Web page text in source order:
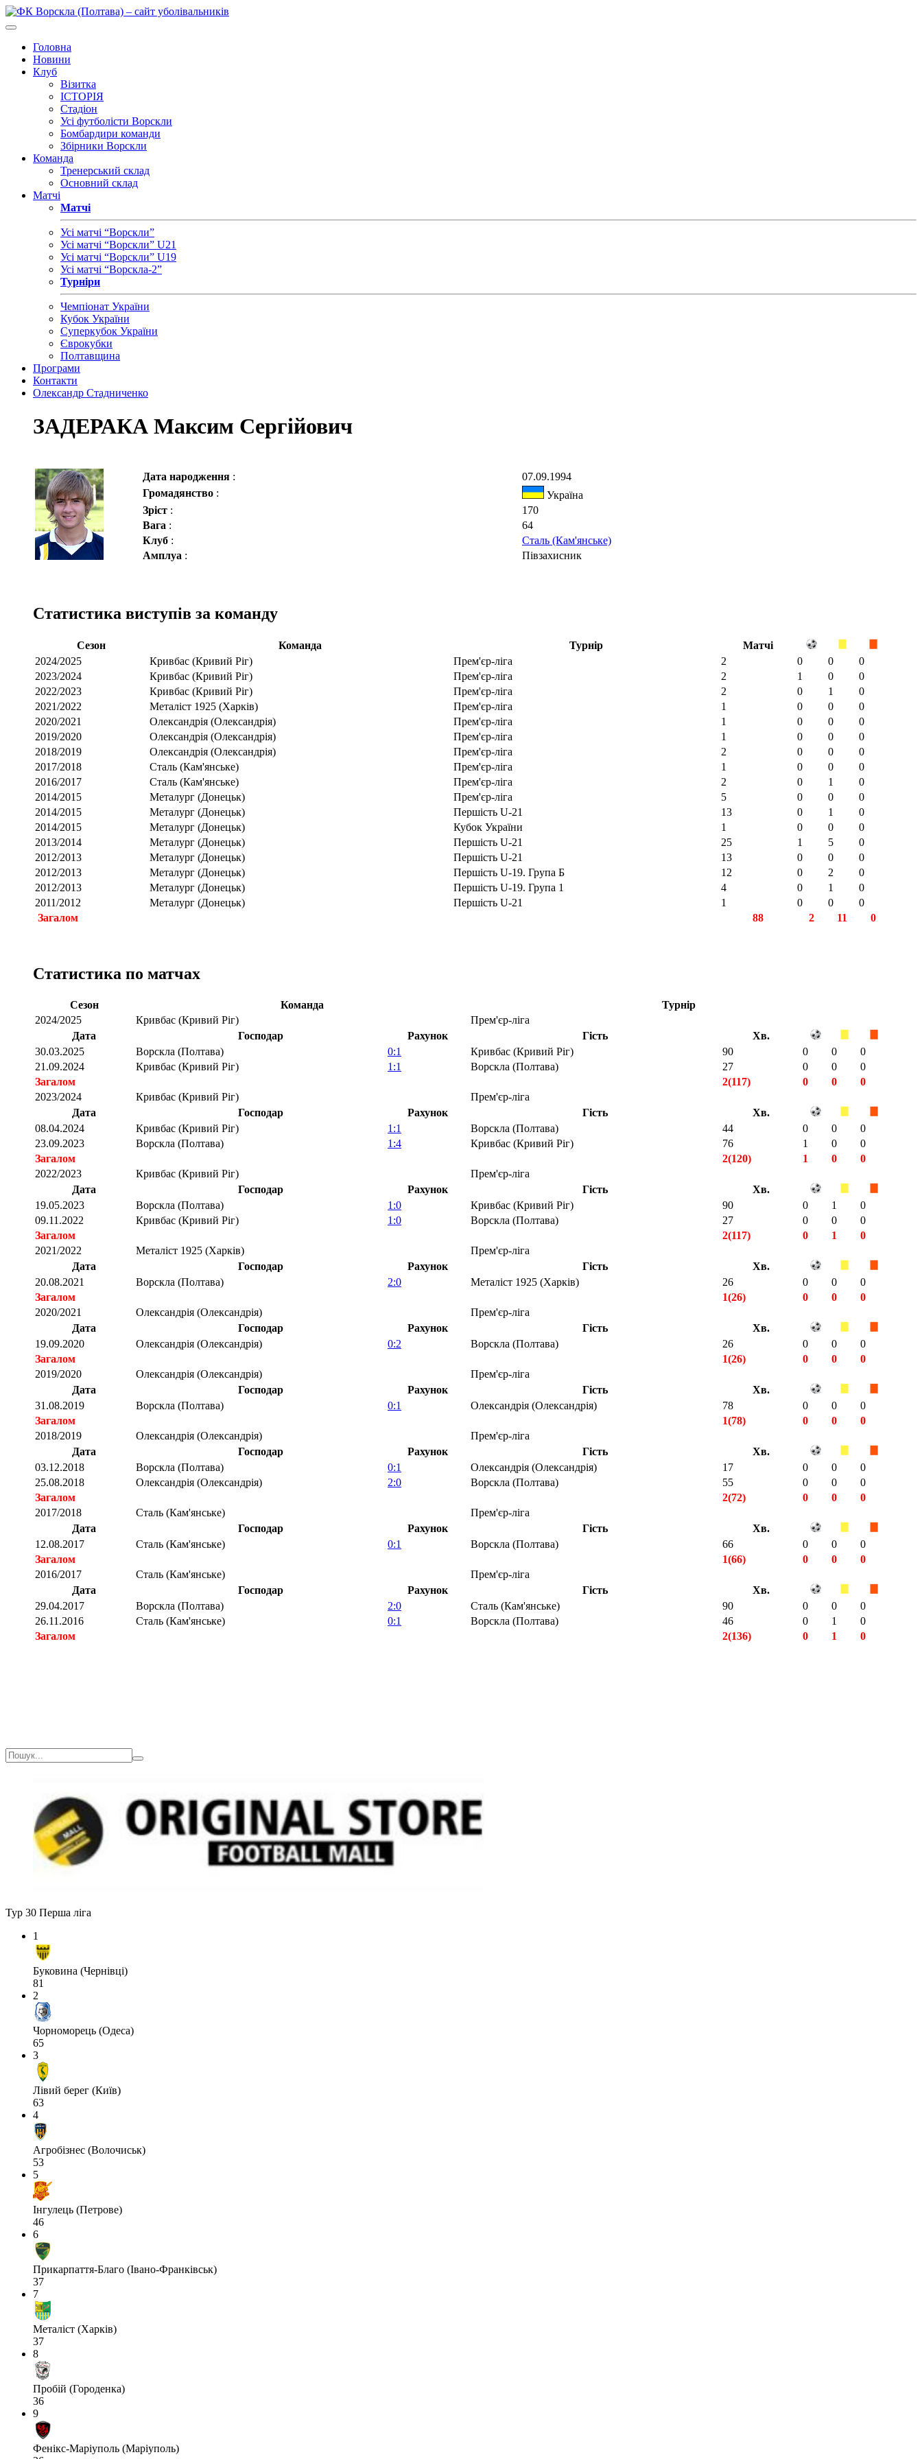
Головна
Новини
Клуб
Візитка
ІСТОРІЯ
Стадіон
Усі футболісти Ворскли
Бомбардири команди
Збірники Ворскли
Команда
Тренерський склад
Основний склад
Матчі
Матчі
Усі матчі “Ворскли”
Усі матчі “Ворскли” U21
Усі матчі “Ворскли” U19
Усі матчі “Ворскла-2”
Турніри
Чемпіонат України
Кубок України
Суперкубок України
Єврокубки
Полтавщина
Програми
Контакти
Олександр Стадниченко
ЗАДЕРАКА Максим Сергійович
Дата народження :
07.09.1994
Громадянство :
Україна
Зріст :
170
Вага :
64
Клуб :
Сталь (Кам'янське)
Амплуа : Півзахисник
Статистика виступів за команду
Сезон Команда Турнір
Матчі
2024/2025
Кривбас (Кривий Ріг) Прем'єр-ліга 2 0 0
0
2023/2024
Кривбас (Кривий Ріг) Прем'єр-ліга 2 1 0
0
2022/2023
Кривбас (Кривий Ріг) Прем'єр-ліга 2 0 1
0
2021/2022
Металіст 1925 (Харків) Прем'єр-ліга 1 0 0
0
2020/2021
Олександрія (Олександрія) Прем'єр-ліга 1 0 0
0
2019/2020
Олександрія (Олександрія) Прем'єр-ліга 1 0 0
0
2018/2019
Олександрія (Олександрія) Прем'єр-ліга 2 0 0
0
2017/2018
Сталь (Кам'янське) Прем'єр-ліга 1 0 0
0
2016/2017
Сталь (Кам'янське) Прем'єр-ліга 2 0 1
0
2014/2015
Металург (Донецьк) Прем'єр-ліга 5 0 0
0
2014/2015
Металург (Донецьк) Першість U-21 13 0 1
0
2014/2015
Металург (Донецьк) Кубок України 1 0 0
0
2013/2014
Металург (Донецьк) Першість U-21 25 1 5
0
2012/2013
Металург (Донецьк) Першість U-21 13 0 0
0
2012/2013
Металург (Донецьк) Першість U-19. Група Б 12 0 2
0
2012/2013
Металург (Донецьк) Першість U-19. Група 1 4 0 1
0
2011/2012
Металург (Донецьк) Першість U-21 1 0 0
0
Загалом
88 2 11 0
Статистика по матчах
Сезон Команда
Турнір
2024/2025
Кривбас (Кривий Ріг)
Прем'єр-ліга
Дата
Господар Рахунок Гість
Хв.
30.03.2025
Ворскла (Полтава) 0:1 Кривбас (Кривий Ріг) 90 0 0
0
21.09.2024
Кривбас (Кривий Ріг) 1:1 Ворскла (Полтава) 27 0 0
0
Загалом
2(117) 0 0
0
2023/2024
Кривбас (Кривий Ріг)
Прем'єр-ліга
Дата
Господар Рахунок Гість
Хв.
08.04.2024
Кривбас (Кривий Ріг) 1:1 Ворскла (Полтава) 44 0 0
0
23.09.2023
Ворскла (Полтава) 1:4 Кривбас (Кривий Ріг) 76 1 0
0
Загалом
2(120) 1 0
0
2022/2023
Кривбас (Кривий Ріг)
Прем'єр-ліга
Дата
Господар Рахунок Гість
Хв.
19.05.2023
Ворскла (Полтава) 1:0 Кривбас (Кривий Ріг) 90 0 1
0
09.11.2022
Кривбас (Кривий Ріг) 1:0 Ворскла (Полтава) 27 0 0
0
Загалом
2(117) 0 1
0
2021/2022
Металіст 1925 (Харків)
Прем'єр-ліга
Дата
Господар Рахунок Гість
Хв.
20.08.2021
Ворскла (Полтава) 2:0 Металіст 1925 (Харків) 26 0 0
0
Загалом
1(26) 0 0
0
2020/2021
Олександрія (Олександрія)
Прем'єр-ліга
Дата
Господар Рахунок Гість
Хв.
19.09.2020
Олександрія (Олександрія) 0:2 Ворскла (Полтава) 26 0 0
0
Загалом
1(26) 0 0
0
2019/2020
Олександрія (Олександрія)
Прем'єр-ліга
Дата
Господар Рахунок Гість
Хв.
31.08.2019
Ворскла (Полтава) 0:1 Олександрія (Олександрія) 78 0 0
0
Загалом
1(78) 0 0
0
2018/2019
Олександрія (Олександрія)
Прем'єр-ліга
Дата
Господар Рахунок Гість
Хв.
03.12.2018
Ворскла (Полтава) 0:1 Олександрія (Олександрія) 17 0 0
0
25.08.2018
Олександрія (Олександрія) 2:0 Ворскла (Полтава) 55 0 0
0
Загалом
2(72) 0 0
0
2017/2018
Сталь (Кам'янське)
Прем'єр-ліга
Дата
Господар Рахунок Гість
Хв.
12.08.2017
Сталь (Кам'янське) 0:1 Ворскла (Полтава) 66 0 0
0
Загалом
1(66) 0 0
0
2016/2017
Сталь (Кам'янське)
Прем'єр-ліга
Дата
Господар Рахунок Гість
Хв.
29.04.2017
Ворскла (Полтава) 2:0 Сталь (Кам'янське) 90 0 0
0
26.11.2016
Сталь (Кам'янське) 0:1 Ворскла (Полтава) 46 0 1
0
Загалом
2(136) 0 1
0
Тур 30 Перша ліга
1
Буковина (Чернівці)
81
2
Чорноморець (Одеса)
65
3
Лівий берег (Київ)
63
4
Агробізнес (Волочиськ)
53
5
Інгулець (Петрове)
46
6
Прикарпаття-Благо (Івано-Франківськ)
37
7
Металіст (Харків)
37
8
Пробій (Городенка)
36
9
Фенікс-Маріуполь (Маріуполь)